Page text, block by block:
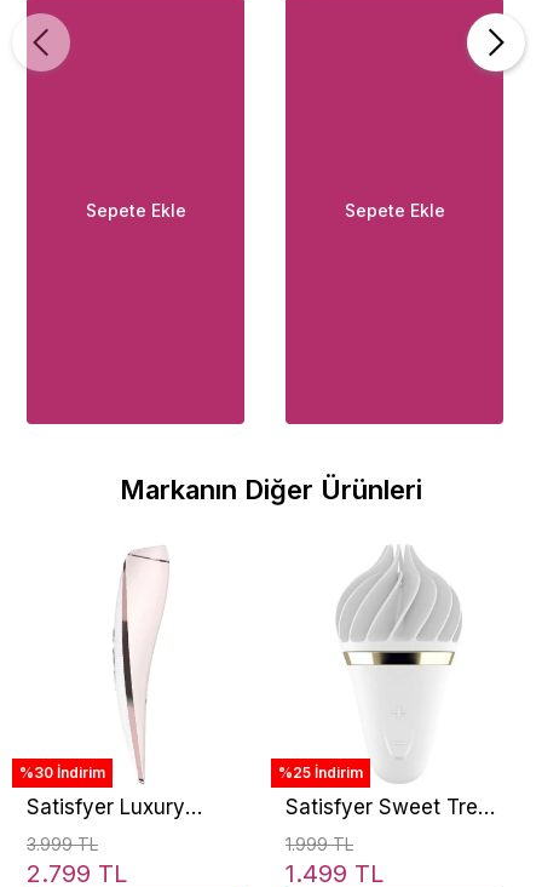
Sepete Ekle Sepete Ekle
Markanın Diğer Ürünleri
%30 İndirim
Satisfyer Luxury
Haute Couture Pink
Klitoral Emiş Vibratör
3.999 TL
2.799 TL
%25 İndirim
Satisfyer Sweet Treat
Dönen Silikon Şarj
Edilebilir Klitoral
1.999 TL
1.499 TL